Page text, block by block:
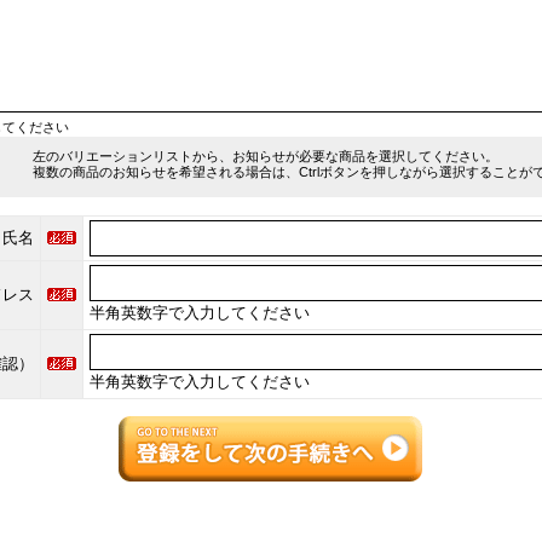
ください
左のバリエーションリストから、お知らせが必要な商品を選択してください。
複数の商品のお知らせを希望される場合は、Ctrlボタンを押しながら選択することが
氏名
ス
半角英数字で入力してください
）
半角英数字で入力してください